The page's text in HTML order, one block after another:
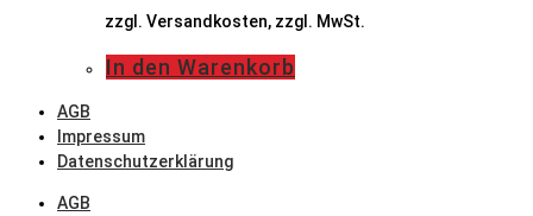
zzgl. Versandkosten, zzgl. MwSt.
In den Warenkorb
AGB
Impressum
Datenschutzerklärung
AGB